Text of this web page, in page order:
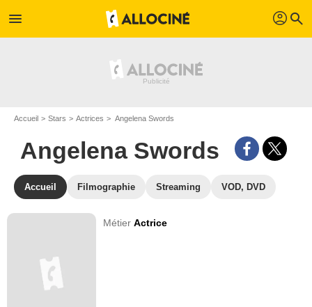
menu profil search
Accueil Stars Actrices Angelena Swords
Angelena Swords
Accueil Filmographie Streaming VOD, DVD
MétierActrice